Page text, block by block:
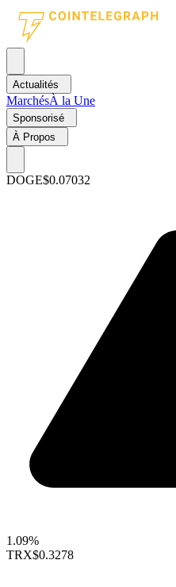
Actualités
MarchésÀ la Une
Sponsorisé
À Propos
DOGE$0.07032
1.09%
TRX$0.3278